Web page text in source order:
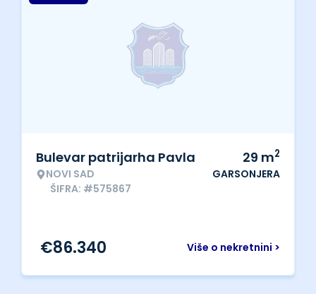
Bulevar patrijarha Pavla
NOVI SAD
ŠIFRA: #575867
29 m2
GARSONJERA
Više o nekretnini >
€86.340